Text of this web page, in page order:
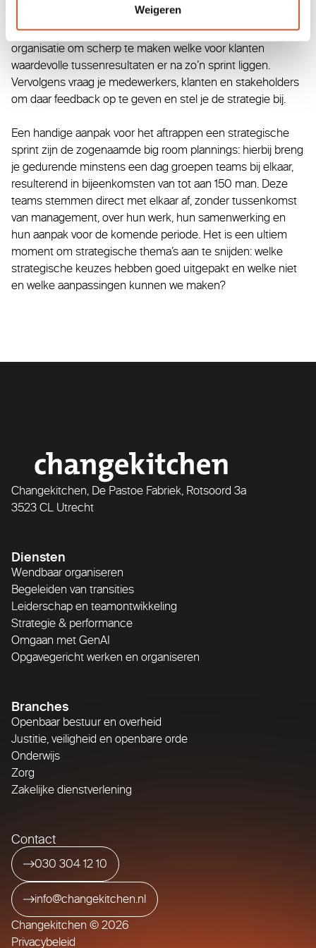
Weigeren
je strategie uit te voeren en te toetsen. Strategische sprints
kunnen tussen de 1 en 3 maanden duren, en vragen van de
organisatie om scherp te maken welke voor klanten
waardevolle tussenresultaten er na zo’n sprint liggen.
Vervolgens vraag je medewerkers, klanten en stakeholders
om daar feedback op te geven en stel je de strategie bij.
Een handige aanpak voor het aftrappen een strategische
sprint zijn de zogenaamde big room plannings: hierbij breng
je gedurende minstens een dag groepen teams bij elkaar,
resulterend in bijeenkomsten van tot aan 150 man. Deze
teams stemmen direct met elkaar af, zonder tussenkomst
van management, over hun werk, hun samenwerking en
hun aanpak voor de komende periode. Het is een ultiem
moment om strategische thema’s aan te snijden: welke
strategische keuzes hebben goed uitgepakt en welke niet
en welke aanpassingen kunnen we maken?
Changekitchen, De Pastoe Fabriek, Rotsoord 3a
3523 CL Utrecht
Diensten
Wendbaar organiseren
Begeleiden van transities
Leiderschap en teamontwikkeling
Strategie & performance
Omgaan met GenAI
Opgavegericht werken en organiseren
Branches
Openbaar bestuur en overheid
Justitie, veiligheid en openbare orde
Onderwijs
Zorg
Zakelijke dienstverlening
Contact
030 304 12 10
info@changekitchen.nl
Changekitchen © 2026
Privacybeleid